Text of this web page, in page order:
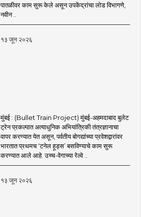
पातळीवर काम सुरू केले असून उपकेंद्रांचा लोड विभागणे,
नवीन ..
१३ जून २०२६
मुंबई : (Bullet Train Project) मुंबई-अहमदाबाद बुलेट
ट्रेन प्रकल्पात अत्याधुनिक अभियांत्रिकी तंत्रज्ञानाचा
वापर करण्यात येत असून, पर्वतीय बोगद्यांच्या प्रवेशद्वारांवर
भारतात प्रथमच ‘टनेल हूड्स’ बसविण्याचे काम सुरू
करण्यात आले आहे. उच्च-वेगाच्या रेल्वे ..
१३ जून २०२६